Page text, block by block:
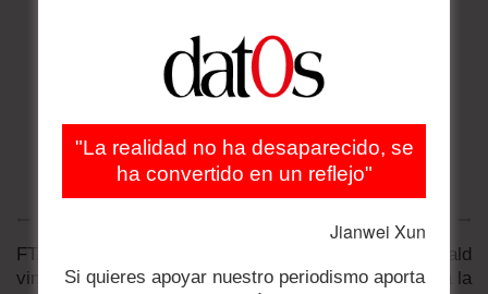
FT: 34 petroleros
vinculados a Irán han
Enviado de Donald
Trump presiona a la
"La realidad no ha desaparecido, se
ha convertido en un reflejo"
Jianwei Xun
Si quieres apoyar nuestro periodismo aporta